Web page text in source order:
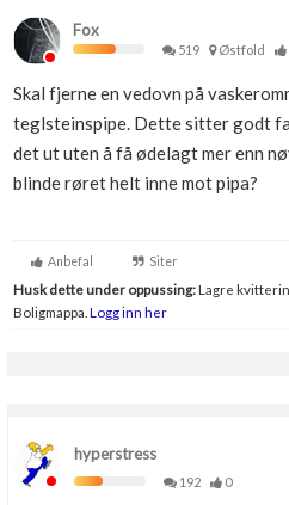
Kundeservice
Få svar på det du lurer på
Kom i gang med
Se din bolig? Klikk her
Fox
519 Østfold
Skal fjerne en vedovn på
teglsteinspipe. Dette sitter godt
det ut uten å få ødelagt mer enn
blinde røret helt inne mot pipa?
Anbefal Siter
Husk dette under oppussing:Lagre
Boligmappa. Logg inn her
hyperstress
192
0